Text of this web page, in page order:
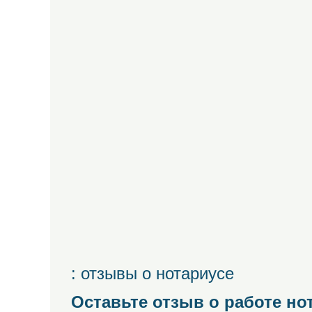
: отзывы о нотариусе
Оставьте отзыв о работе